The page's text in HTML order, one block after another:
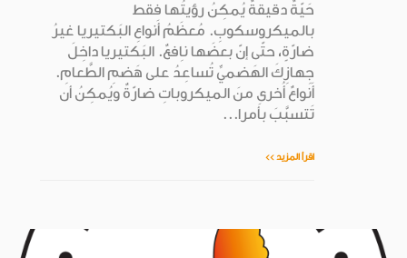
حَيّةٌ دقيقةٌ يُمكِنُ رؤيتُها فقط
بالميكروسكوبِ. مُعظَمُ أَنواعِ البَكتيريا غيرُ
ضارّةٍ، حتّى إنّ بعضَها ناِفعٌ. البَكتيريا داخِلَ
جِهازِكَ الهَضميِّ تُساعِدُ على هَضمِ الطَّعامِ.
أَنواعٌ أُخرى منَ الميكروباتِ ضارّةٌ ويُمكِنُ أن
تَتسبَّبَ بأَمرا...
اقرأ المزيد >>